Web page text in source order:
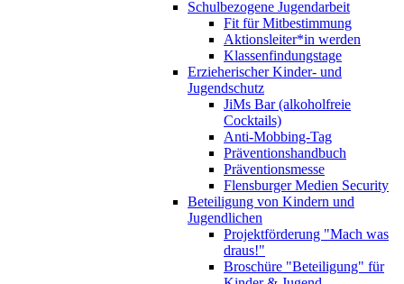
Schulbezogene Jugendarbeit
Fit für Mitbestimmung
Aktionsleiter*in werden
Klassenfindungstage
Erzieherischer Kinder- und
Jugendschutz
JiMs Bar (alkoholfreie
Cocktails)
Anti-Mobbing-Tag
Präventionshandbuch
Präventionsmesse
Flensburger Medien Security
Beteiligung von Kindern und
Jugendlichen
Projektförderung "Mach was
draus!"
Broschüre "Beteiligung" für